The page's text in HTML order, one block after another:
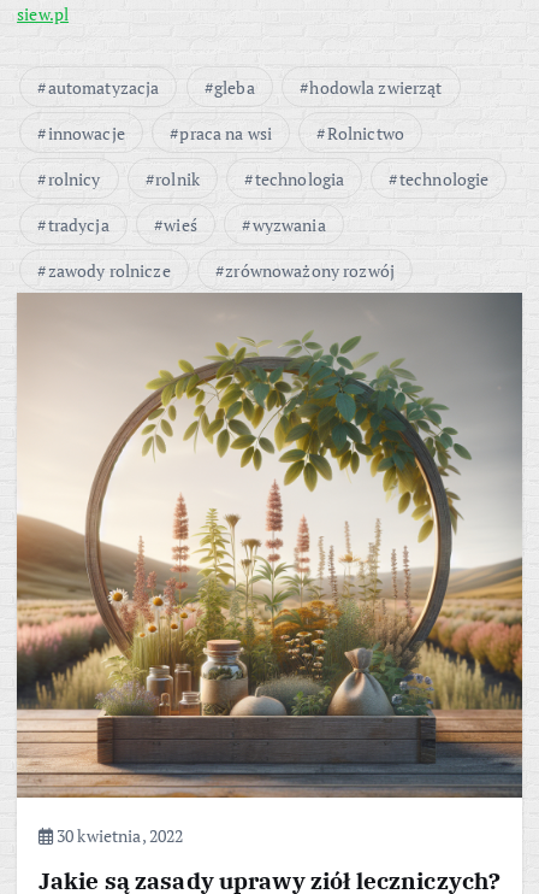
siew.pl
automatyzacja gleba
hodowla zwierząt
innowacje
praca na wsi
Rolnictwo
rolnicy
rolnik technologia
technologie
tradycja
wieś
wyzwania
zawody rolnicze
zrównoważony rozwój
30 kwietnia, 2022
Jakie są zasady uprawy ziół leczniczych?